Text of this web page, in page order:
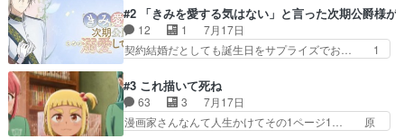
党、Bパートでは庇番衆。… 故郷は遠きにありて
思ふものそれは時行の鎌… というただの日常回か
と思いきや、そこから…
の仕事を思わせるケレン味作画… あいかわらず杉
田さんのアドリブっぽいなに… ギャグもいいし作
画も綺麗このシーンは原作… 呪いの人形は仲間に
なるの怪奇組とのネタ被… 呪いの人形、人形相手
のテンポの良さが光… 呪いの人形ドジっ子すぎる
しかも仲間になる… 呪いの人形がビビっとるぞ。
今回あんまりエ…
#2 「きみを愛する気はない」と言った次期公爵様が
12 1
7月17日
契約結婚だとしても誕生日をサプライズでお… 1
いろあったんだな。奥様の心が彼の心を… 政略結
婚による妬みから色んな嫌がらせを受… 【今夜の
アニメAは…】前向き没落令嬢×こ… マウントに
気付かない素直な主人公大丈夫か… もうユリウス
#3 これ描いて死ね
63 3
7月17日
漫画家さんなんて人生かけてその1ページ1… 原